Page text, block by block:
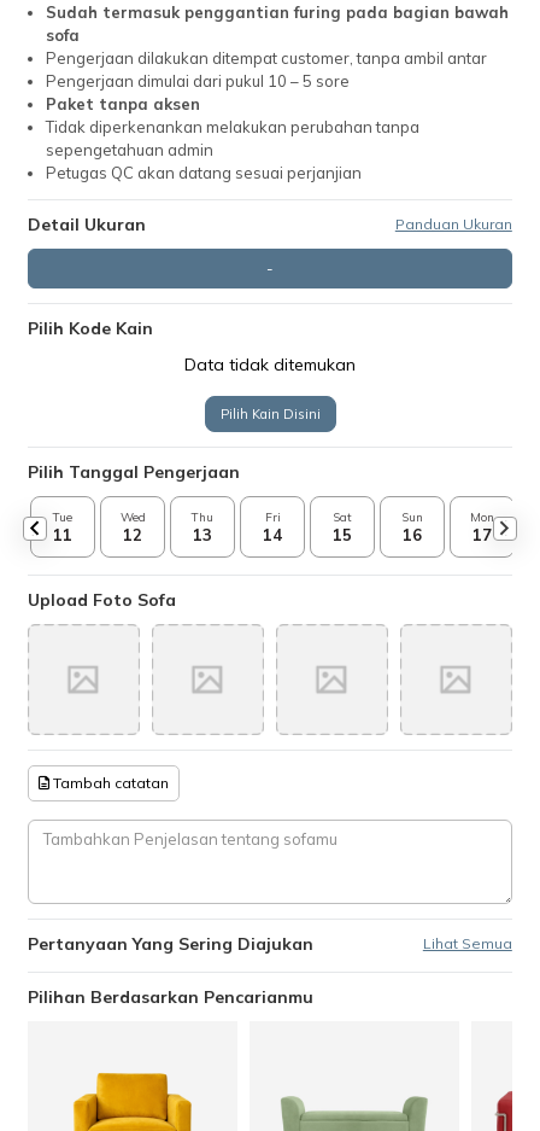
Sudah termasuk penggantian furing pada bagian bawah
sofa
Pengerjaan dilakukan ditempat customer, tanpa ambil antar
Pengerjaan dimulai dari pukul 10 – 5 sore
Paket tanpa aksen
Tidak diperkenankan melakukan perubahan tanpa
sepengetahuan admin
Petugas QC akan datang sesuai perjanjian
Detail Ukuran Panduan Ukuran
-
Pilih Kode Kain
Data tidak ditemukan
Pilih Kain Disini
Pilih Tanggal Pengerjaan
Tue
11
Wed
12
Thu
13
Fri
14
Sat
15
Sun
16
Mon
17
Upload Foto Sofa
Tambah catatan
Pertanyaan Yang Sering Diajukan Lihat Semua
Pilihan Berdasarkan Pencarianmu